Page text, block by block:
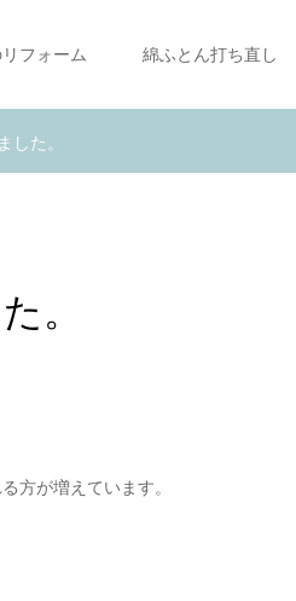
フォーム 綿ふとん打ち直し
た。
。
方が増えています。